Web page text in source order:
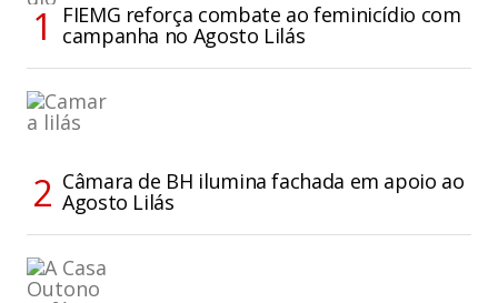
FIEMG reforça combate ao feminicídio com
campanha no Agosto Lilás
Câmara de BH ilumina fachada em apoio ao
Agosto Lilás